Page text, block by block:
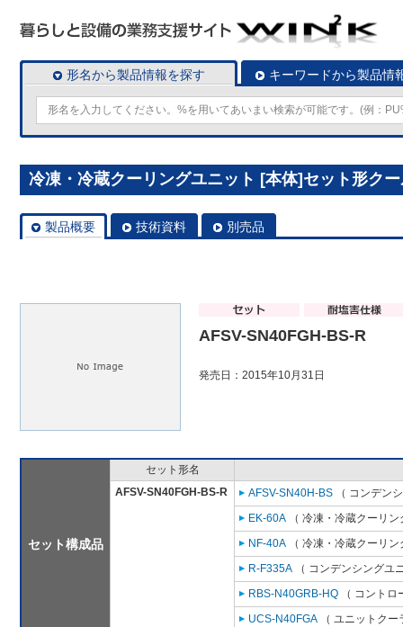
形名から製品情報を探す キーワードから製品情
冷凍・冷蔵クーリングユニット [本体]セット形ク
製品概要 技術資料 別売品
AFSV-SN40FGH-BS-R
発売日：2015年10月31日
セット構成品
セット形名
AFSV-SN40FGH-BS-R
AFSV-SN40H-BS （ コンデン
EK-60A （ 冷凍・冷蔵クーリ
NF-40A （ 冷凍・冷蔵クーリ
R-F335A （ コンデンシングユ
RBS-N40GRB-HQ （ コント
UCS-N40FGA （ ユニットク